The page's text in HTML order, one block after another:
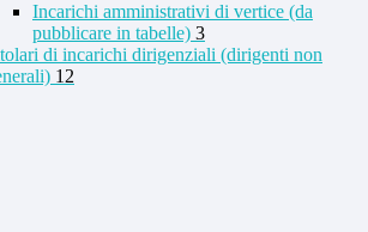
Incarichi amministrativi di vertice (da
pubblicare in tabelle) 3
di incarichi dirigenziali (dirigenti non
12